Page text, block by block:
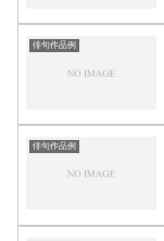
俳句作品例
俳句作品例